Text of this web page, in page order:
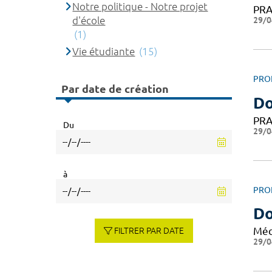
29/
29/
29/
Notre politique - Notre projet
d'école
(1)
Vie étudiante (15)
Par date de création
Du
à
FILTRER PAR DATE